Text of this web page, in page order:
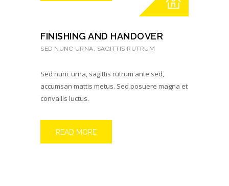
FINISHING AND HANDOVER
SED NUNC URNA, SAGITTIS RUTRUM
Sed nunc urna, sagittis rutrum ante sed,
accumsan mattis metus. Sed posuere magna et
convallis luctus.
READ MORE